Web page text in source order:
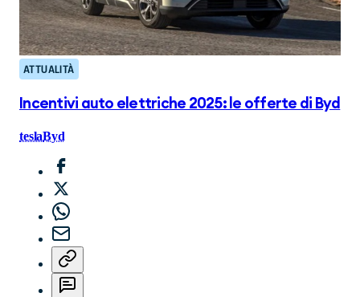
ATTUALITÀ
Incentivi auto elettriche 2025: le offerte di Byd
teslaByd